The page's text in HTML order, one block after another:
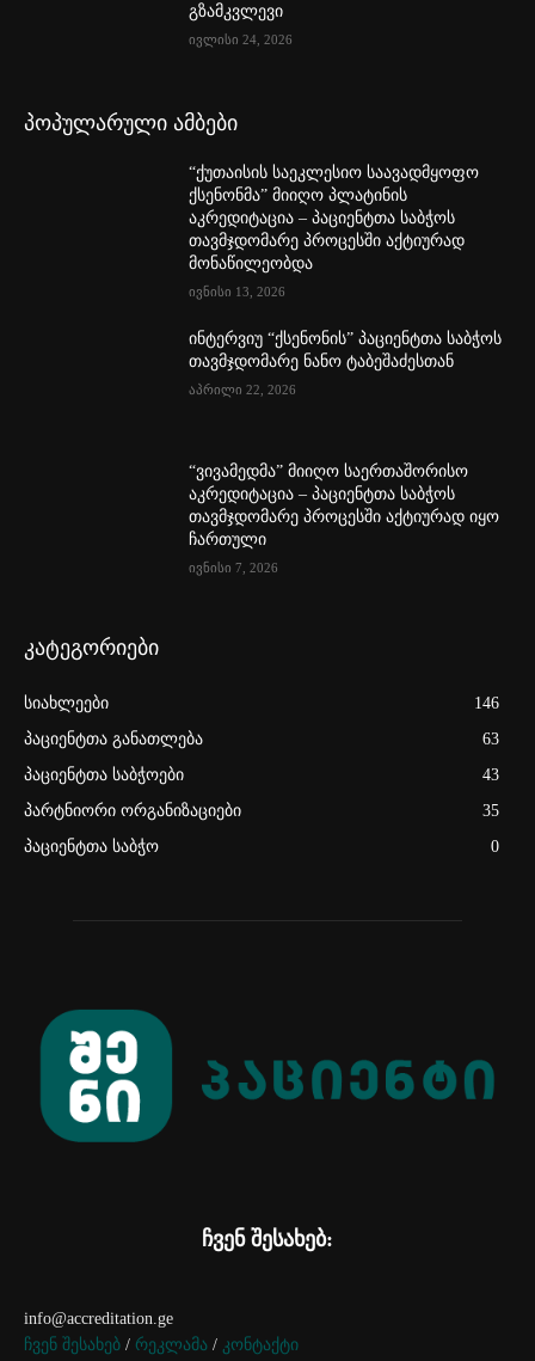
გზამკვლევი
ივლისი 24, 2026
პოპულარული ამბები
“ქუთაისის საეკლესიო საავადმყოფო
ქსენონმა” მიიღო პლატინის
აკრედიტაცია – პაციენტთა საბჭოს
თავმჯდომარე პროცესში აქტიურად
მონაწილეობდა
ივნისი 13, 2026
ინტერვიუ “ქსენონის” პაციენტთა საბჭოს
თავმჯდომარე ნანო ტაბეშაძესთან
აპრილი 22, 2026
“ვივამედმა” მიიღო საერთაშორისო
აკრედიტაცია – პაციენტთა საბჭოს
თავმჯდომარე პროცესში აქტიურად იყო
ჩართული
ივნისი 7, 2026
კატეგორიები
სიახლეები
146
პაციენტთა განათლება
63
პაციენტთა საბჭოები
43
პარტნიორი ორგანიზაციები
35
პაციენტთა საბჭო
0
ჩვენ შესახებ:
info@accreditation.ge
ჩვენ შესახებ / რეკლამა / კონტაქტი